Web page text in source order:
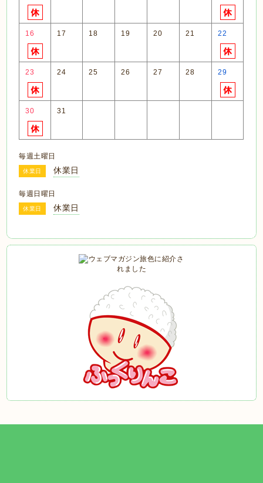
16 17 18 19 20 21 22
23 24 25 26 27 28 29
30 31
毎週土曜日
休業日 休業日
毎週日曜日
休業日 休業日